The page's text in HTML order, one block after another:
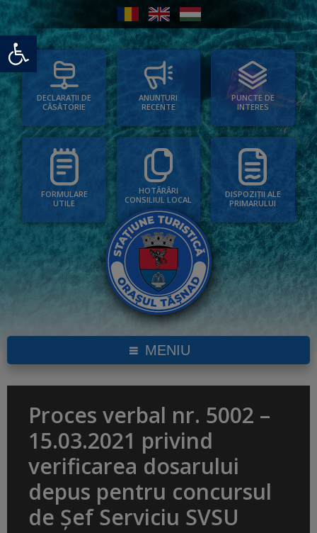
Deschide bara de unelte
DECLARAȚII DE
CĂSĂTORIE
ANUNȚURI
RECENTE
PUNCTE DE
INTERES
FORMULARE
UTILE
HOTĂRÂRI
CONSILIUL LOCAL
DISPOZIȚII ALE
PRIMARULUI
MENIU
Proces verbal nr. 5002 –
15.03.2021 privind
verificarea dosarului
depus pentru concursul
de Șef Serviciu SVSU